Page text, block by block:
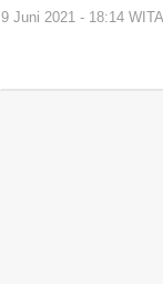
9 Juni 2021 - 18:14 WITA